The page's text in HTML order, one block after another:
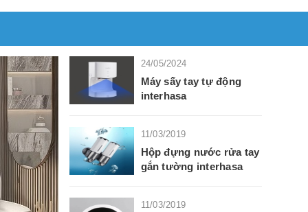
24/05/2024
Máy sấy tay tự động
interhasa
11/03/2019
Hộp đựng nước rửa tay
gắn tường interhasa
11/03/2019